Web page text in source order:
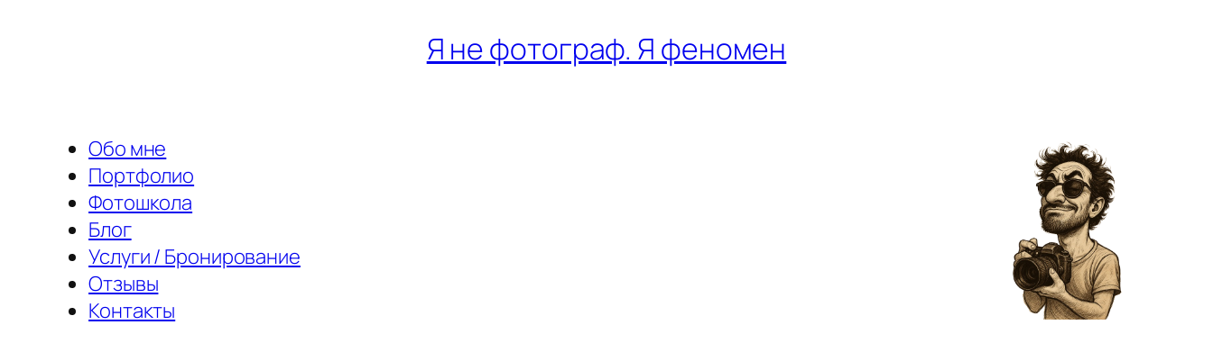
Я не фотограф. Я феномен
Обо мне
Портфолио
Фотошкола
Блог
Услуги / Бронирование
Отзывы
Контакты